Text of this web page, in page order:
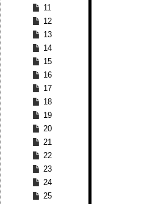
11
12
13
14
15
16
17
18
19
20
21
22
23
24
25